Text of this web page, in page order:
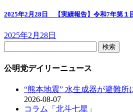
2025年2月28日 【実績報告】令和7年第１
2025年2月28日
公明党デイリーニュース
“熊本地震” 水生成器が避難所
2026-08-07
コラム「北斗七星」